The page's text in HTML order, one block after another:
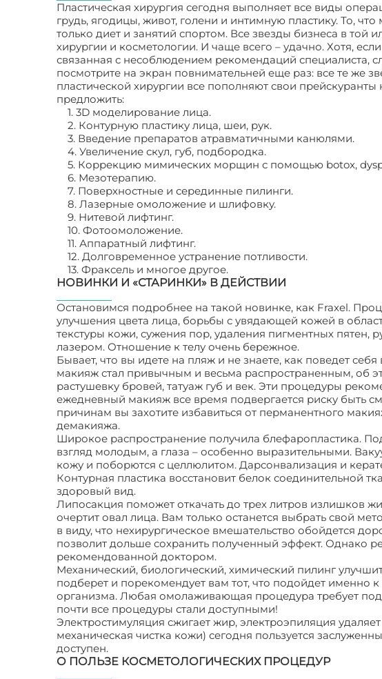
Пластическая хирургия сегодня выполняет все виды
грудь, ягодицы, живот, голени и интимную пластику. То,
только диет и занятий спортом. Все звезды бизнеса в той
хирургии и косметологии. И чаще всего – удачно. Хотя,
связанная с несоблюдением рекомендаций специалиста,
посмотрите на экран повнимательней еще раз: все те же
пластической хирургии все пополняют свои
предложить:
1. 3D моделирование лица.
2. Контурную пластику лица, шеи, рук.
3. Введение препаратов атравматичными канюлями.
4. Увеличение скул, губ, подбородка.
5. Коррекцию мимических морщин с помощью botox,
6. Мезотерапию.
7. Поверхностные и серединные пилинги.
8. Лазерные омоложение и шлифовку.
9. Нитевой лифтинг.
10. Фотоомоложение.
11. Аппаратный лифтинг.
12. Долговременное устранение потливости.
13. Фраксель и многое другое.
НОВИНКИ И «СТАРИНКИ» В ДЕЙСТВИИ
Остановимся подробнее на такой новинке, как Fraxel.
улучшения цвета лица, борьбы с увядающей кожей в
текстуры кожи, сужения пор, удаления пигментных пятен,
лазером. Отношение к телу очень бережное.
Бывает, что вы идете на пляж и не знаете, как поведет
макияж стал привычным и весьма распространенным, об
растушевку бровей, татуаж губ и век. Эти процедуры
ежедневный макияж все время подвергается риску быть
причинам вы захотите избавиться от перманентного
демакияжа.
Широкое распространение получила блефаропластика.
взгляд молодым, а глаза – особенно выразительными.
кожу и поборются с целлюлитом. Дарсонвализация и
Контурная пластика восстановит белок соединительной
здоровый вид.
Липосакция поможет откачать до трех литров излишков
очертит овал лица. Вам только останется выбрать свой
в виду, что нехирургическое вмешательство обойдется
позволит дольше сохранить полученный эффект. Однако
рекомендованной доктором.
Механический, биологический, химический пилинг
подберет и порекомендует вам тот, что подойдет именно
организма. Любая омолаживающая процедура требует
почти все процедуры стали доступными!
Электростимуляция сжигает жир, электроэпиляция
механическая чистка кожи) сегодня пользуется
доступен.
О ПОЛЬЗЕ КОСМЕТОЛОГИЧЕСКИХ ПРОЦЕДУР